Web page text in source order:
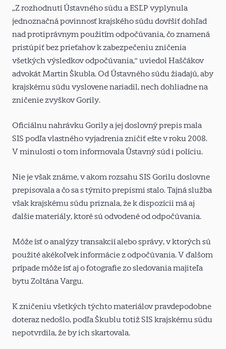
„Z rozhodnutí Ústavného súdu a ESĽP vyplynula
jednoznačná povinnosť krajského súdu dovŕšiť dohľad
nad protiprávnym použitím odpočúvania, čo znamená
pristúpiť bez prieťahov k zabezpečeniu zničenia
všetkých výsledkov odpočúvania,“ uviedol Haščákov
advokát Martin Škubla. Od Ústavného súdu žiadajú, aby
krajskému súdu vyslovene nariadil, nech dohliadne na
zničenie zvyškov Gorily.
Oficiálnu nahrávku Gorily a jej doslovný prepis mala
SIS podľa vlastného vyjadrenia zničiť ešte v roku 2008.
V minulosti o tom informovala Ústavný súd i políciu.
Nie je však známe, v akom rozsahu SIS Gorilu doslovne
prepisovala a čo sa s týmito prepismi stalo. Tajná služba
však krajskému súdu priznala, že k dispozícii má aj
ďalšie materiály, ktoré sú odvodené od odpočúvania.
Môže ísť o analýzy transakcií alebo správy, v ktorých sú
použité akékoľvek informácie z odpočúvania. V ďalšom
prípade môže ísť aj o fotografie zo sledovania majiteľa
bytu Zoltána Vargu.
K zničeniu všetkých týchto materiálov pravdepodobne
doteraz nedošlo, podľa Škublu totiž SIS krajskému súdu
nepotvrdila, že by ich skartovala.